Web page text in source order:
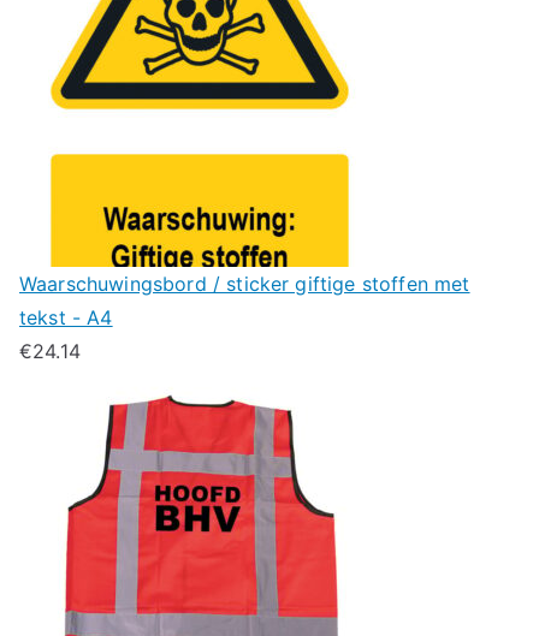
Waarschuwingsbord / sticker giftige stoffen met
tekst - A4
€24.14